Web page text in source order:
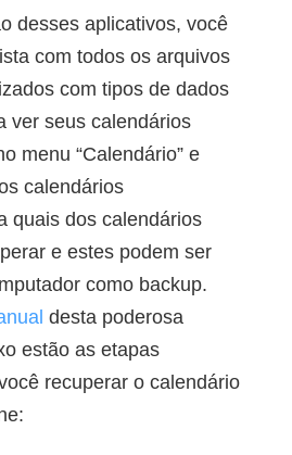
desses aplicativos, você
com todos os arquivos
com tipos de dados
ver seus calendários
menu “Calendário” e
calendários
quais dos calendários
e estes podem ser
como backup.
desta poderosa
estão as etapas
recuperar o calendário